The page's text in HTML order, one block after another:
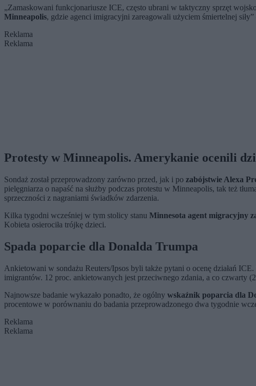
„Zamaskowani funkcjonariusze ICE, często ubrani w taktyczny sprzęt
Minneapolis, gdzie agenci imigracyjni zareagowali użyciem śmiertelnej
Reklama
Reklama
Protesty w Minneapolis. Amerykanie ocenili
Sondaż został przeprowadzony zarówno przed, jak i po zabójstwie Alexa
pielęgniarza o napaść na służby podczas protestu w Minneapolis, tak też
sprzeczności z nagraniami świadków zdarzenia.
Kilka tygodni wcześniej w tym stolicy stanu Minnesota agent migracyjny
Kobieta osierociła trójkę dzieci.
Spada poparcie dla Donalda Trumpa
Ankietowani w sondażu Reuters/Ipsos byli także pytani o ocenę działań ICE.
imigrantów. 12 proc. ankietowanych jest przeciwnego zdania, a co czwarty
Najnowsze badanie wykazało ponadto, że ogólny wskaźnik poparcia dla
procentowe w porównaniu do badania przeprowadzonego dwa tygodnie
Reklama
Reklama